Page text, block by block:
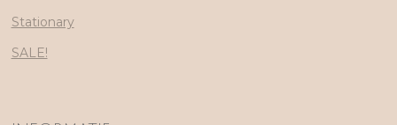
Stationary
SALE!